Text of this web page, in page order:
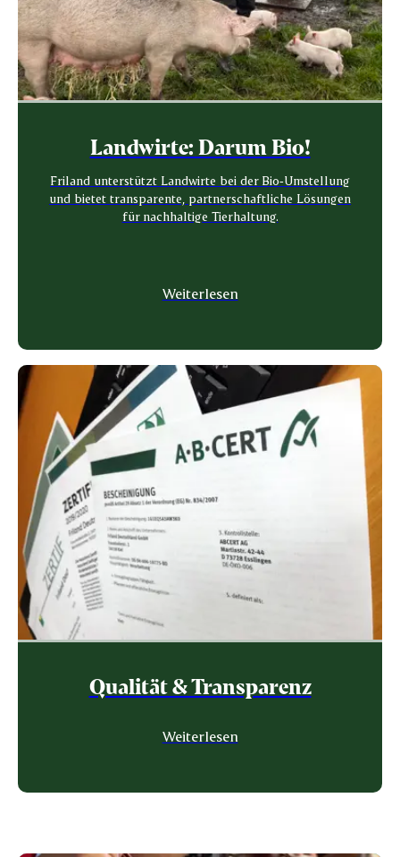
Landwirte: Darum Bio!
Friland unterstützt Landwirte bei der Bio‑Umstellung
und bietet transparente, partnerschaftliche Lösungen
für nachhaltige Tierhaltung.
Weiterlesen
Qualität & Transparenz
Weiterlesen